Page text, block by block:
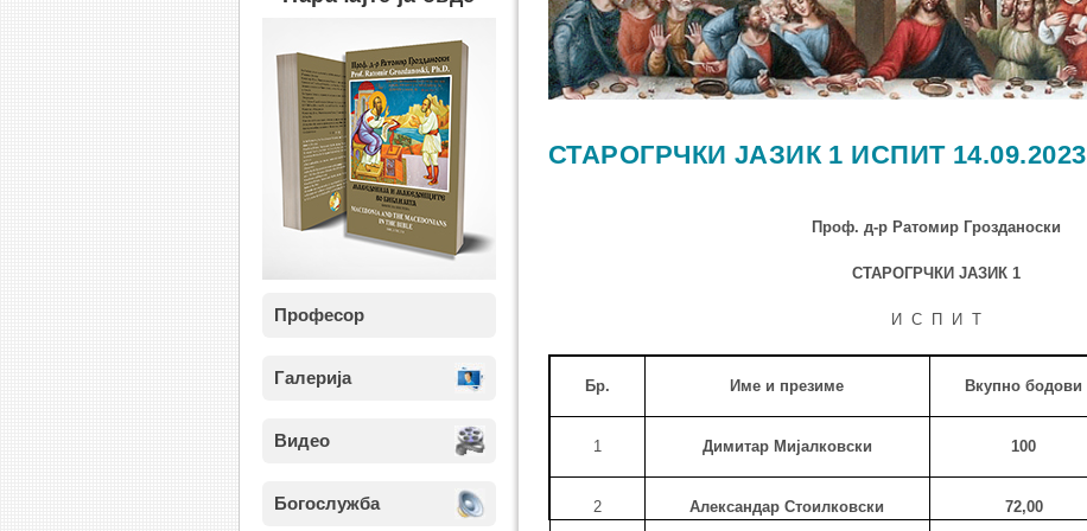
Професор
Галерија
Видео
Богослужба
СТАРОГРЧКИ ЈАЗИК 1 ИСПИТ 14.09.2023
Проф. д-р Ратомир Грозданоски
СТАРОГРЧКИ ЈАЗИК 1
И С П И Т
Бр. Име и презиме Вкупно бодови
1 Димитар Мијалковски 100
2 Александар Стоилковски 72,00